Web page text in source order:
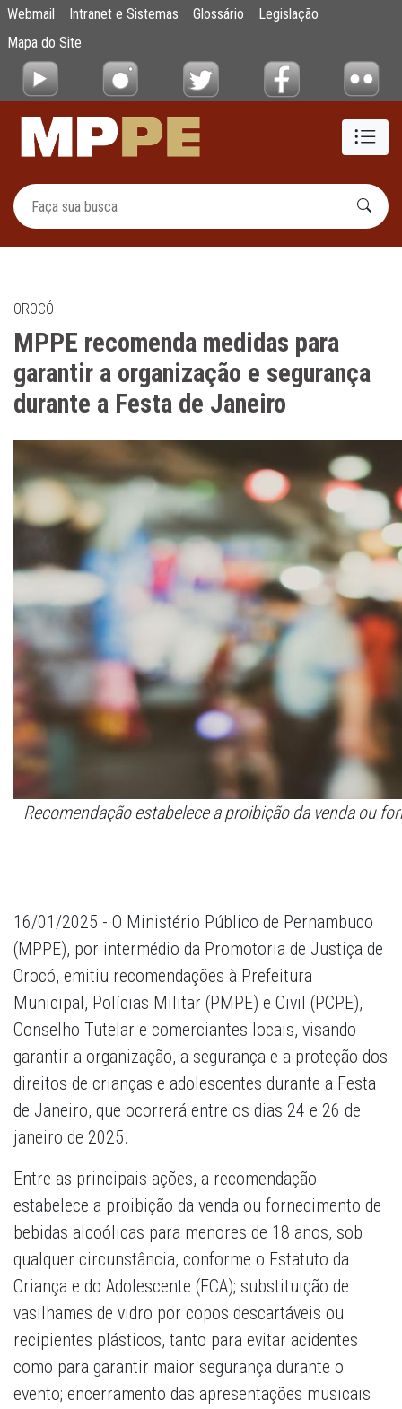
Pular para o Conteúdo principal
MPPE recomenda medidas para garantir
Webmail Intranet e Sistemas Glossário
Legislação
Mapa do Site
OROCÓ
MPPE recomenda medidas para
garantir a organização e segurança
durante a Festa de Janeiro
Recomendação estabelece a proibição da venda ou
16/01/2025 - O Ministério Público de Pernambuco
(MPPE), por intermédio da Promotoria de Justiça de
Orocó, emitiu recomendações à Prefeitura
Municipal, Polícias Militar (PMPE) e Civil (PCPE),
Conselho Tutelar e comerciantes locais, visando
garantir a organização, a segurança e a proteção dos
direitos de crianças e adolescentes durante a Festa
de Janeiro, que ocorrerá entre os dias 24 e 26 de
janeiro de 2025.
Entre as principais ações, a recomendação
estabelece a proibição da venda ou fornecimento de
bebidas alcoólicas para menores de 18 anos, sob
qualquer circunstância, conforme o Estatuto da
Criança e do Adolescente (ECA); substituição de
vasilhames de vidro por copos descartáveis ou
recipientes plásticos, tanto para evitar acidentes
como para garantir maior segurança durante o
evento; encerramento das apresentações musicais